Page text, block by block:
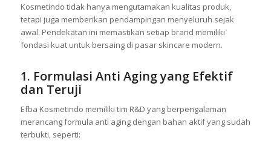
Kosmetindo tidak hanya mengutamakan kualitas produk,
tetapi juga memberikan pendampingan menyeluruh sejak
awal. Pendekatan ini memastikan setiap brand memiliki
fondasi kuat untuk bersaing di pasar skincare modern.
1. Formulasi Anti Aging yang Efektif
dan Teruji
Efba Kosmetindo memiliki tim R&D yang berpengalaman
merancang formula anti aging dengan bahan aktif yang sudah
terbukti, seperti: